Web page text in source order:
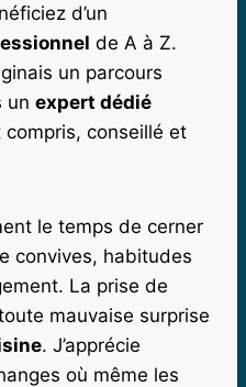
d’un
de A à Z.
un parcours
un expert dédié
conseillé et
le temps de cerner
convives, habitudes
La prise de
mauvaise surprise
. J’apprécie
où même les